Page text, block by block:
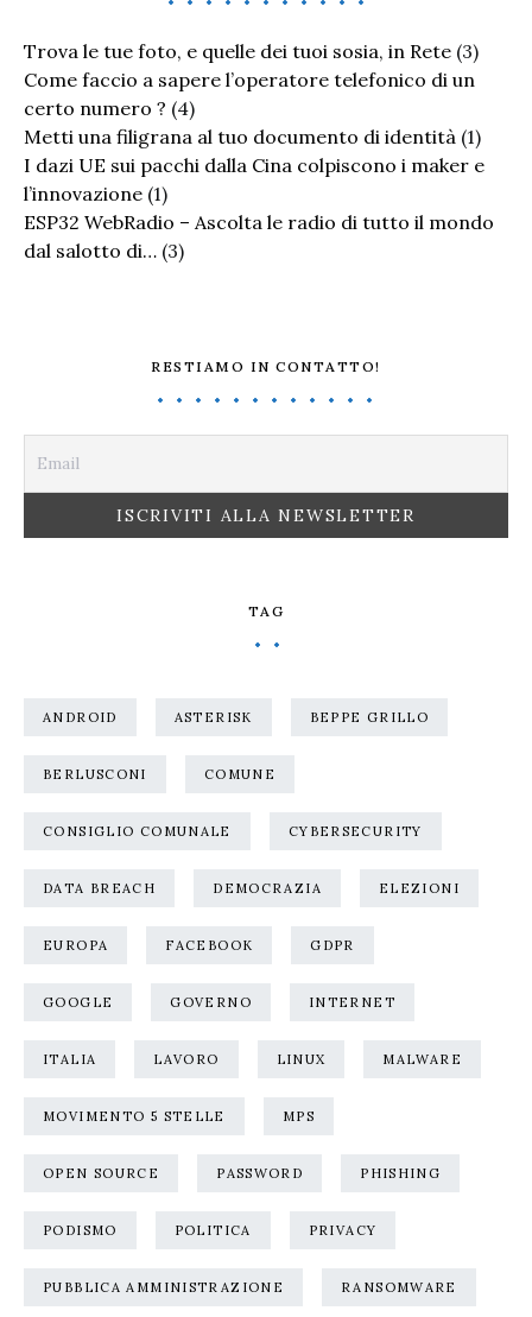
Trova le tue foto, e quelle dei tuoi sosia, in Rete (3)
Come faccio a sapere l’operatore telefonico di un
certo numero ? (4)
Metti una filigrana al tuo documento di identità (1)
I dazi UE sui pacchi dalla Cina colpiscono i maker e
l’innovazione (1)
ESP32 WebRadio – Ascolta le radio di tutto il mondo
dal salotto di… (3)
RESTIAMO IN CONTATTO!
TAG
ANDROID ASTERISK BEPPE GRILLO
BERLUSCONI COMUNE
CONSIGLIO COMUNALE CYBERSECURITY
DATA BREACH DEMOCRAZIA ELEZIONI
EUROPA FACEBOOK GDPR
GOOGLE GOVERNO INTERNET
ITALIA LAVORO LINUX MALWARE
MOVIMENTO 5 STELLE MPS
OPEN SOURCE PASSWORD PHISHING
PODISMO POLITICA PRIVACY
PUBBLICA AMMINISTRAZIONE RANSOMWARE